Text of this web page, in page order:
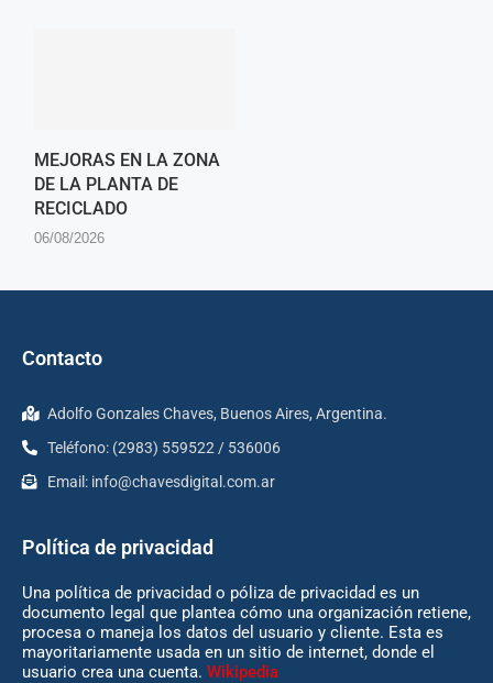
MEJORAS EN LA ZONA
DE LA PLANTA DE
RECICLADO
06/08/2026
Contacto
Adolfo Gonzales Chaves, Buenos Aires, Argentina.
Teléfono: (2983) 559522 / 536006
Email: info@chavesdigital.com.ar
Política de privacidad
Una política de privacidad o póliza de privacidad es un
documento legal que plantea cómo una organización retiene,
procesa o maneja los datos del usuario y cliente. Esta es
mayoritariamente usada en un sitio de internet, donde el
usuario crea una cuenta. Wikipedia